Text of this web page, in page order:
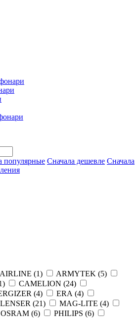
популярные Сначала дешевле Сначала
AIRLINE (1) ARMYTEK (5)
) CAMELION (24)
(4) ERA (4)
(21) MAG-LITE (4)
OSRAM (6) PHILIPS (6)